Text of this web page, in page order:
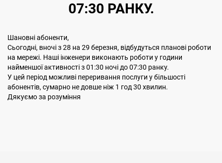
07:30 РАНКУ.
Шановні абоненти,
Сьогодні, вночі з 28 на 29 березня, відбудуться планові роботи
на мережі. Наші інженери виконають роботи у години
найменшої активності з 01:30 ночі до 07:30 ранку.
У цей період можливі переривання послуги у більшості
абонентів, сумарно не довше ніж 1 год 30 хвилин.
Дякуємо за розуміння